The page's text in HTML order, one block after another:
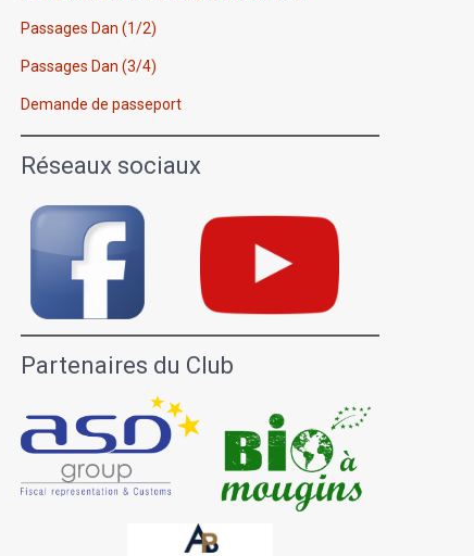
Passages Dan (1/2)
Passages Dan (3/4)
Demande de passeport
Réseaux sociaux
Partenaires du Club